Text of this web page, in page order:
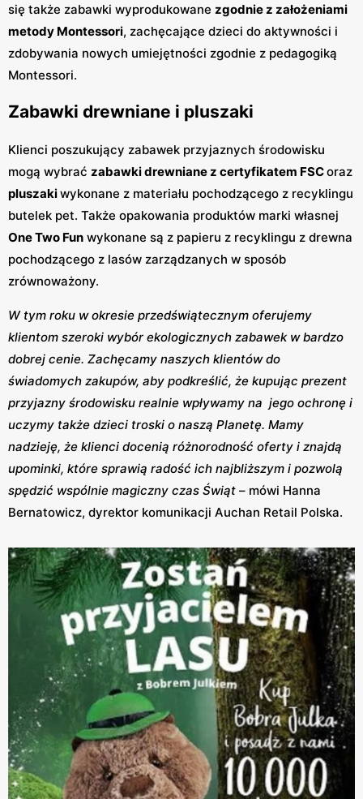
się także zabawki wyprodukowane zgodnie z założeniami
metody Montessori, zachęcające dzieci do aktywności i
zdobywania nowych umiejętności zgodnie z pedagogiką
Montessori.
Zabawki drewniane i pluszaki
Klienci poszukujący zabawek przyjaznych środowisku
mogą wybrać zabawki drewniane z certyfikatem FSCoraz
pluszakiwykonane z materiału pochodzącego z recyklingu
butelek pet. Także opakowania produktów marki własnej
One Two Fun wykonane są z papieru z recyklingu z drewna
pochodzącego z lasów zarządzanych w sposób
zrównoważony.
W tym roku w okresie przedświątecznym oferujemy
klientom szeroki wybór ekologicznych zabawek w bardzo
dobrej cenie. Zachęcamy naszych klientów do
świadomych zakupów, aby podkreślić, że kupując prezent
przyjazny środowisku realnie wpływamy na jego ochronę i
uczymy także dzieci troski o naszą Planetę. Mamy
nadzieję, że klienci docenią różnorodność oferty i znajdą
upominki, które sprawią radość ich najbliższym i pozwolą
spędzić wspólnie magiczny czas Świąt – mówi Hanna
Bernatowicz, dyrektor komunikacji Auchan Retail Polska.